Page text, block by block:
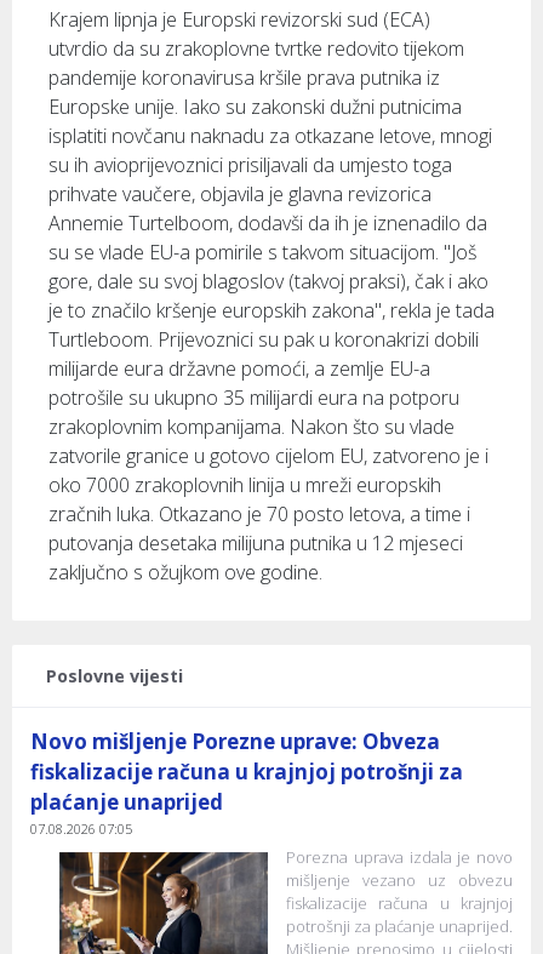
Krajem lipnja je Europski revizorski sud (ECA)
utvrdio da su zrakoplovne tvrtke redovito tijekom
pandemije koronavirusa kršile prava putnika iz
Europske unije. Iako su zakonski dužni putnicima
isplatiti novčanu naknadu za otkazane letove, mnogi
su ih avioprijevoznici prisiljavali da umjesto toga
prihvate vaučere, objavila je glavna revizorica
Annemie Turtelboom, dodavši da ih je iznenadilo da
su se vlade EU-a pomirile s takvom situacijom. "Još
gore, dale su svoj blagoslov (takvoj praksi), čak i ako
je to značilo kršenje europskih zakona", rekla je tada
Turtleboom. Prijevoznici su pak u koronakrizi dobili
milijarde eura državne pomoći, a zemlje EU-a
potrošile su ukupno 35 milijardi eura na potporu
zrakoplovnim kompanijama. Nakon što su vlade
zatvorile granice u gotovo cijelom EU, zatvoreno je i
oko 7000 zrakoplovnih linija u mreži europskih
zračnih luka. Otkazano je 70 posto letova, a time i
putovanja desetaka milijuna putnika u 12 mjeseci
zaključno s ožujkom ove godine.
Poslovne vijesti
Novo mišljenje Porezne uprave: Obveza
fiskalizacije računa u krajnjoj potrošnji za
plaćanje unaprijed
07.08.2026 07:05
Porezna uprava izdala je novo
mišljenje vezano uz obvezu
fiskalizacije računa u krajnjoj
potrošnji za plaćanje unaprijed.
Mišljenje prenosimo u cijelosti